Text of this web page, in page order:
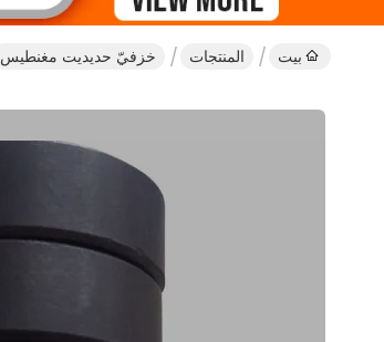
بيت المنتجات خزفيّ حديديت مغنطيس